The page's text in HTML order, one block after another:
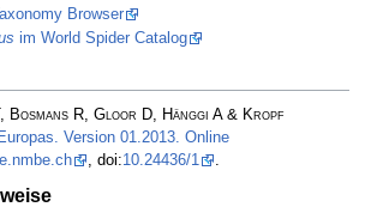
Browser
im World Spider Catalog
Bosmans R, Gloor D, Hänggi A & Kropf
Version 01.2013. Online
, doi:10.24436/1 .